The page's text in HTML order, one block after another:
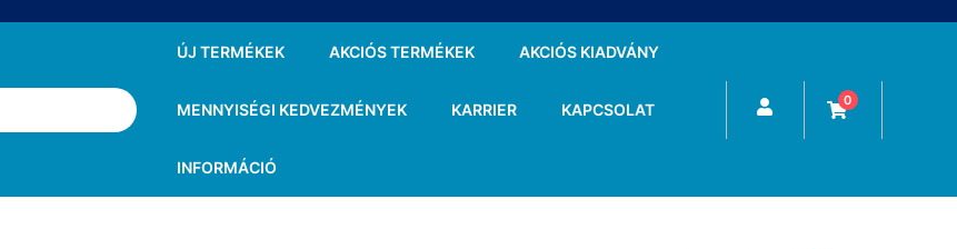
ÚJ TERMÉKEK AKCIÓS TERMÉKEK AKCIÓS KIADVÁNY
MENNYISÉGI KEDVEZMÉNYEK KARRIER KAPCSOLAT
INFORMÁCIÓ
0